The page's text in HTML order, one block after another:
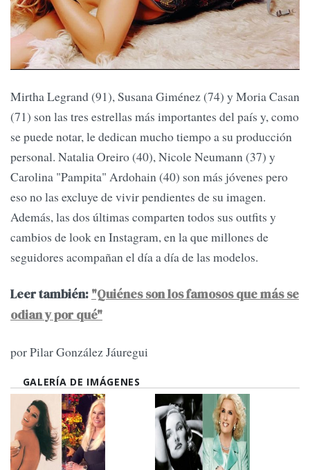
Mirtha Legrand (91), Susana Giménez (74) y Moria Casan
(71) son las tres estrellas más importantes del país y, como
se puede notar, le dedican mucho tiempo a su producción
personal. Natalia Oreiro (40), Nicole Neumann (37) y
Carolina "Pampita" Ardohain (40) son más jóvenes pero
eso no las excluye de vivir pendientes de su imagen.
Además, las dos últimas comparten todos sus outfits y
cambios de look en Instagram, en la que millones de
seguidores acompañan el día a día de las modelos.
Leer también: "Quiénes son los famosos que más se
odian y por qué"
por Pilar González Jáuregui
GALERÍA DE IMÁGENES